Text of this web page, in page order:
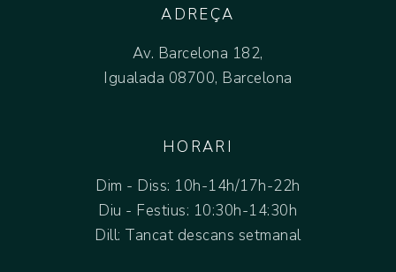
ADREÇA
Av. Barcelona 182,
Igualada 08700, Barcelona
HORARI
Dim - Diss: 10h-14h/17h-22h
Diu - Festius: 10:30h-14:30h
Dill: Tancat descans setmanal